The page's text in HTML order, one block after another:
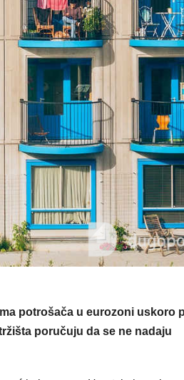
potrošača u eurozoni uskoro
poručuju da se ne nadaju